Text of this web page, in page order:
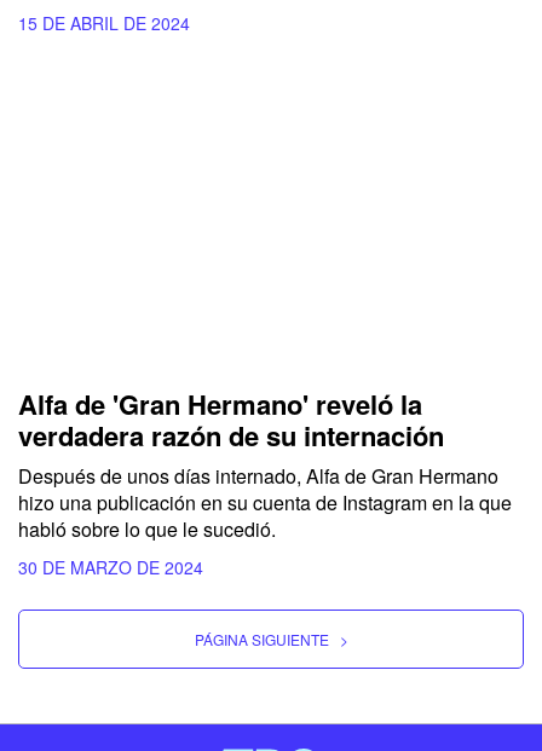
15 DE ABRIL DE 2024
Alfa de 'Gran Hermano' reveló la
verdadera razón de su internación
Después de unos días internado, Alfa de Gran Hermano
hizo una publicación en su cuenta de Instagram en la que
habló sobre lo que le sucedió.
30 DE MARZO DE 2024
PÁGINA SIGUIENTE >